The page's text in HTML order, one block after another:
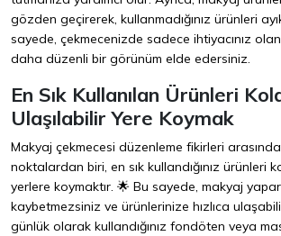
gözden geçirerek, kullanmadığınız ürünleri
sayede, çekmecenizde sadece ihtiyacınız
daha düzenli bir görünüm elde edersiniz.
En Sık Kullanılan Ürünleri
Ulaşılabilir Yere Koymak
Makyaj çekmecesi düzenleme fikirleri
noktalardan biri, en sık kullandığınız ürünleri
yerlere koymaktır. 🌟 Bu sayede, makyaj
kaybetmezsiniz ve ürünlerinize hızlıca
günlük olarak kullandığınız fondöten veya